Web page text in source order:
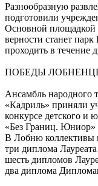
Разнообразную
подготовили
Основной площадкой
верности станет
проходить в течение
ПОБЕДЫ
Ансамбль народного
«Кадриль» приняли
конкурсе детского и
«Без Границ. Юниор»
В Лобню коллективы
три диплома
шесть дипломов
два диплома